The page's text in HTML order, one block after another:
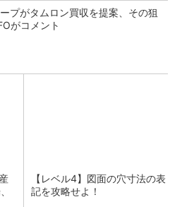
プがタムロン買収を提案、その狙
がコメント
【レベル4】図面の穴寸法の表
記を攻略せよ！